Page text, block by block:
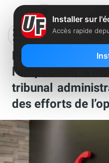
Free Mobile fait
l’empêchant
tribunal
des efforts de
Installer sur
Accès rapide